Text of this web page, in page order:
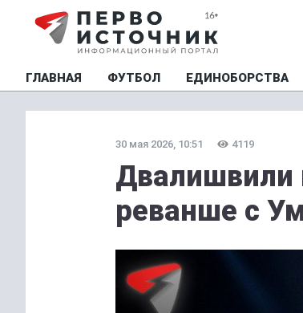
ГЛАВНАЯ ФУТБОЛ ЕДИНОБОРСТВА
30 мая 2026, 10:51 4119
Двалишвили
реванше с